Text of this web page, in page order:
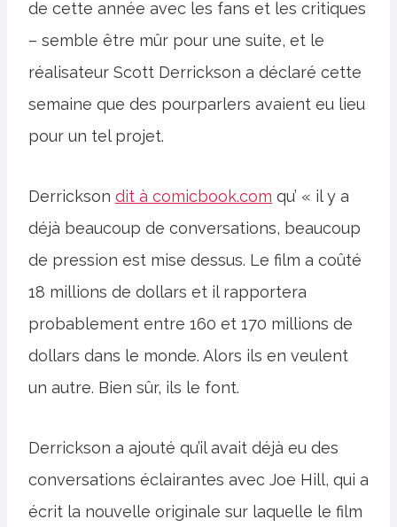
de cette année avec les fans et les critiques
– semble être mûr pour une suite, et le
réalisateur Scott Derrickson a déclaré cette
semaine que des pourparlers avaient eu lieu
pour un tel projet.
Derrickson dit à comicbook.com qu’ « il y a
déjà beaucoup de conversations, beaucoup
de pression est mise dessus. Le film a coûté
18 millions de dollars et il rapportera
probablement entre 160 et 170 millions de
dollars dans le monde. Alors ils en veulent
un autre. Bien sûr, ils le font.
Derrickson a ajouté qu’il avait déjà eu des
conversations éclairantes avec Joe Hill, qui a
écrit la nouvelle originale sur laquelle le film